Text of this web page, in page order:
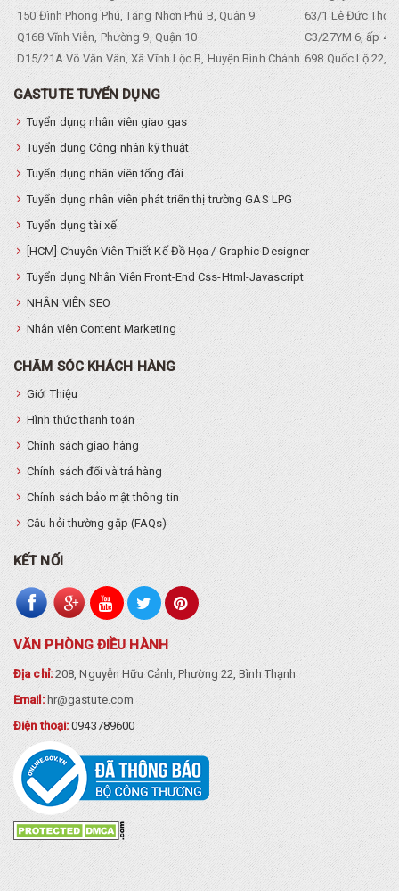
150 Đình Phong Phú, Tăng Nhơn Phú B, Quận 9
63/1 Lê Đức Thọ,
Q168 Vĩnh Viễn, Phường 9, Quận 10
C3/27YM 6, ấp 4,
D15/21A Võ Văn Vân, Xã Vĩnh Lộc B, Huyện Bình Chánh 698 Quốc Lộ 22,
GASTUTE TUYỂN DỤNG
Tuyển dụng nhân viên giao gas
Tuyển dụng Công nhân kỹ thuật
Tuyển dụng nhân viên tổng đài
Tuyển dụng nhân viên phát triển thị trường GAS LPG
Tuyển dụng tài xế
[HCM] Chuyên Viên Thiết Kế Đồ Họa / Graphic Designer
Tuyển dụng Nhân Viên Front-End Css-Html-Javascript
NHÂN VIÊN SEO
Nhân viên Content Marketing
CHĂM SÓC KHÁCH HÀNG
Giới Thiệu
Hình thức thanh toán
Chính sách giao hàng
Chính sách đổi và trả hàng
Chính sách bảo mật thông tin
Câu hỏi thường gặp (FAQs)
KẾT NỐI
VĂN PHÒNG ĐIỀU HÀNH
Địa chỉ:208, Nguyễn Hữu Cảnh, Phường 22, Bình Thạnh
Email:hr@gastute.com
Điện thoại:0943789600